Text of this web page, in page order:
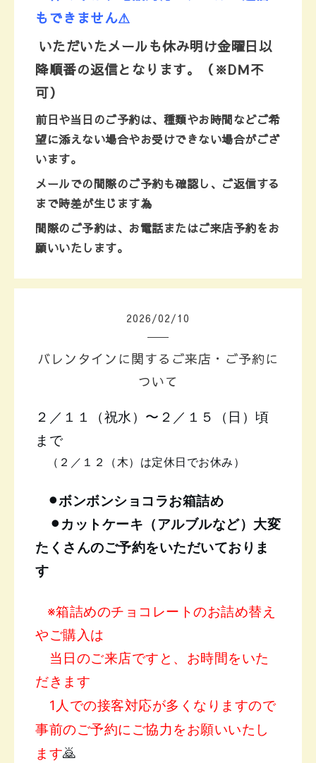
もできません⚠
いただいたメールも休み明け金曜日以
降順番の返信となります。
（※DＭ不
可）
前日や当日のご予約は、種類やお時間などご希
望に添えない場合やお受けできない場合がござ
います。
メールでの間際のご予約も確認し、ご返信する
まで時差が生じます為
間際のご予約は、お電話またはご来店予約をお
願いいたします。
2026/02/10
バレンタインに関するご来店・ご予約に
ついて
２／１１（祝水）〜２／１５（日）頃
まで
（２／１２（木）は定休日でお休み）
⚫︎ボンボンショコラお箱詰め
⚫︎カットケーキ（アルブルなど） 大変
たくさんのご予約をいただいておりま
す
※箱詰めのチョコレートのお詰め替え
やご購入は
当日のご来店ですと、お時間をいた
だきます
1人での接客対応が多くなりますので
事前のご予約にご協力をお願いいたし
ます🙇